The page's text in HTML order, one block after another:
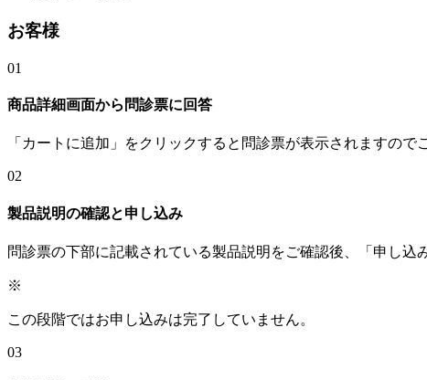
お客様
01
商品詳細画面から問診票に回答
「カートに追加」をクリックすると問診票が表示されますので
02
製品説明の確認と申し込み
問診票の下部に記載されている製品説明をご確認後、「申し込
※
この段階ではお申し込みは完了していません。
03